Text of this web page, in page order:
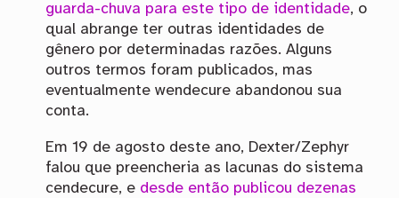
guarda-chuva para este tipo de identidade, o
qual abrange ter outras identidades de
gênero por determinadas razões. Alguns
outros termos foram publicados, mas
eventualmente wendecure abandonou sua
conta.
Em 19 de agosto deste ano, Dexter/Zephyr
falou que preencheria as lacunas do sistema
cendecure, e desde então publicou dezenas